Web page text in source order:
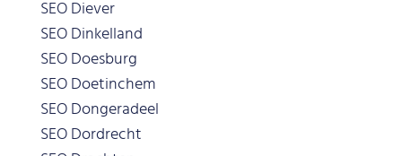
SEO Diever
SEO Dinkelland
SEO Doesburg
SEO Doetinchem
SEO Dongeradeel
SEO Dordrecht